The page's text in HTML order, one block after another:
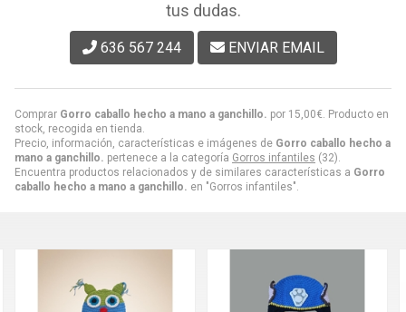
Comprar Gorro caballo hecho a mano a ganchillo. por 15,00€ . Producto en
stock, recogida en tienda.
Precio, información, características e imágenes de Gorro caballo hecho a
mano a ganchillo. pertenece a la categoría Gorros infantiles (32).
Encuentra productos relacionados y de similares características a Gorro
caballo hecho a mano a ganchillo. en "Gorros infantiles".
tus dudas.
636 567 244 ENVIAR EMAIL